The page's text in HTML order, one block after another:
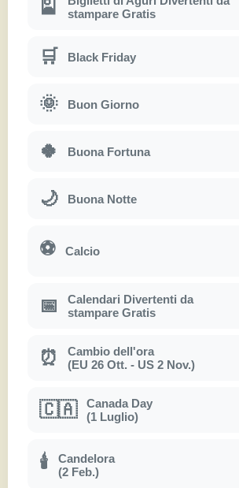
🎴
stampare Gratis
🛒 Black Friday
🌞 Buon Giorno
🍀 Buona Fortuna
🌙 Buona Notte
⚽ Calcio
📅
Calendari Divertenti da
stampare Gratis
⏰
Cambio dell'ora
(EU 26 Ott. - US 2 Nov.)
🇨🇦
Canada Day
(1 Luglio)
🕯
Candelora
(2 Feb.)